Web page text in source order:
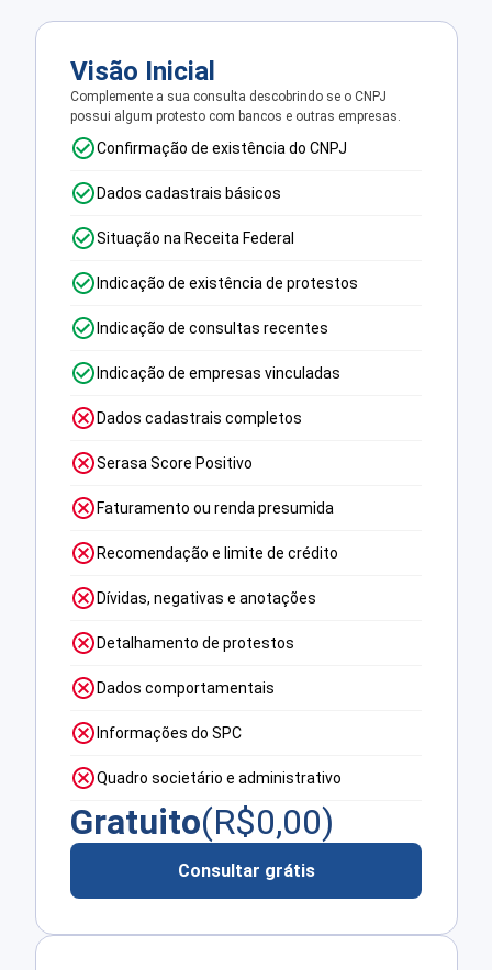
Visão Inicial
Complemente a sua consulta descobrindo se o CNPJ
possui algum protesto com bancos e outras empresas.
Confirmação de existência do CNPJ
Dados cadastrais básicos
Situação na Receita Federal
Indicação de existência de protestos
Indicação de consultas recentes
Indicação de empresas vinculadas
Dados cadastrais completos
Serasa Score Positivo
Faturamento ou renda presumida
Recomendação e limite de crédito
Dívidas, negativas e anotações
Detalhamento de protestos
Dados comportamentais
Informações do SPC
Quadro societário e administrativo
Gratuito(R$0,00)
Consultar grátis